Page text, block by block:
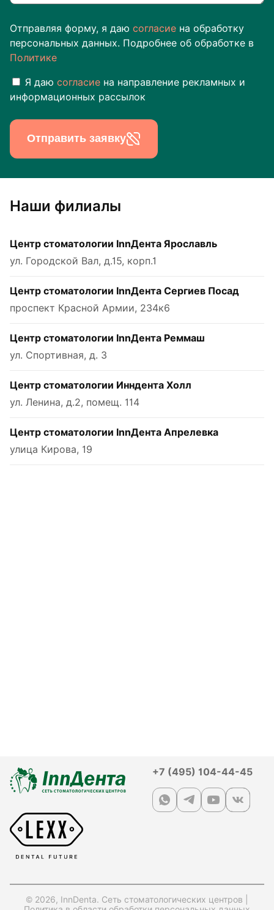
Отправляя форму, я даю согласие на обработку
персональных данных. Подробнее об обработке в
Политике
Я даю согласие на направление рекламных и
информационных рассылок
Отправить заявку
Наши филиалы
Центр стоматологии InnДента Ярославль
ул. Городской Вал, д.15, корп.1
Центр стоматологии InnДента Сергиев Посад
проспект Красной Армии, 234к6
Центр стоматологии InnДента Реммаш
ул. Спортивная, д. 3
Центр стоматологии Инндента Холл
ул. Ленина, д.2, помещ. 114
Центр стоматологии InnДента Апрелевка
улица Кирова, 19
+7 (495) 104-44-45
© 2026, InnDenta. Сеть стоматологических центров |